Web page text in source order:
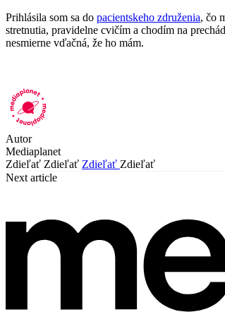
Prihlásila som sa do pacientskeho združenia, čo
stretnutia, pravidelne cvičím a chodím na
nesmierne vďačná, že ho mám.
Autor
Mediaplanet
Zdieľať Zdieľať Zdieľať Zdieľať
Next article